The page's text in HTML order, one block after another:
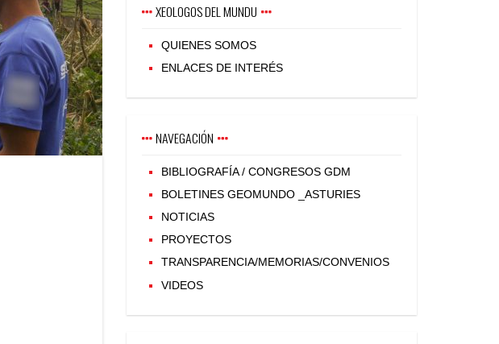
XEOLOGOS DEL MUNDU
QUIENES SOMOS
ENLACES DE INTERÉS
NAVEGACIÓN
BIBLIOGRAFÍA / CONGRESOS GDM
BOLETINES GEOMUNDO _ASTURIES
NOTICIAS
PROYECTOS
TRANSPARENCIA/MEMORIAS/CONVENIOS
VIDEOS